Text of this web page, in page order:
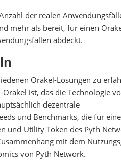
der realen
mehr als bereit, für einen
abdeckt.
Orakel-Lösungen zu
ist, das die Technologie
dezentrale
und Benchmarks, die für
und Utility Token des Pyth
mit dem
von Pyth Network.